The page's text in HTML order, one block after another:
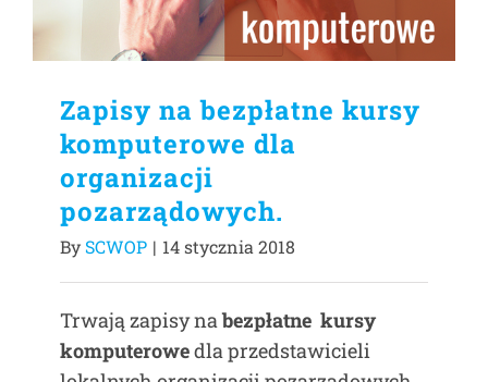
Zapisy na bezpłatne kursy
komputerowe dla
organizacji
pozarządowych.
BySCWOP | 14 stycznia 2018
Trwają zapisy nabezpłatne kursy
komputerowedla przedstawicieli